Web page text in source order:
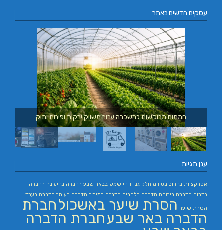
עסקים חדשים באתר
חממות מבוקשות להשכרה עבור משווק ירקות ופירות ותיק
ענן תגיות
אטרקציות בדרום בטון מוחלק גנן דודי שמש בבאר שבע הדברה בדימונה הדברה
בדרום הדברה בירוחם הדברה בלהבים הדברה במיתר הדברה בעומר הדברה בערד
הסרת שיער הסרת שיער באשכול חברת
הדברה באר שבעחברת הדברה